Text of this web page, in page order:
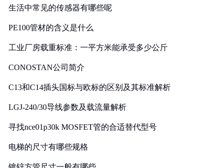
生活中常见的传感器有哪些呢
PE100管材的含义是什么
工业厂房载重标准：一平方米能承受多少公斤
CONOSTAN公司简介
C13和C14插头国标与欧标的区别及其标准解析
LGJ-240/30导线参数及载流量解析
寻找nce01p30k MOSFET管的合适替代型号
电梯的尺寸有哪些规格